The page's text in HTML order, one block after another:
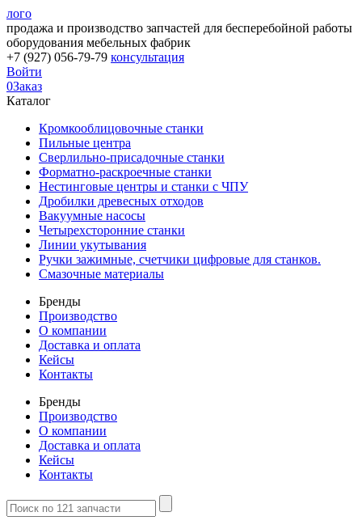
лого
продажа и производство запчастей для бесперебойной работы
оборудования мебельных фабрик
+7 (927) 056-79-79 консультация
Войти
0Заказ
Каталог
Кромкооблицовочные станки
Пильные центра
Сверлильно-присадочные станки
Форматно-раскроечные станки
Нестинговые центры и станки с ЧПУ
Дробилки древесных отходов
Вакуумные насосы
Четырехсторонние станки
Линии укутывания
Ручки зажимные, счетчики цифровые для станков.
Смазочные материалы
Бренды
Производство
О компании
Доставка и оплата
Кейсы
Контакты
Бренды
Производство
О компании
Доставка и оплата
Кейсы
Контакты